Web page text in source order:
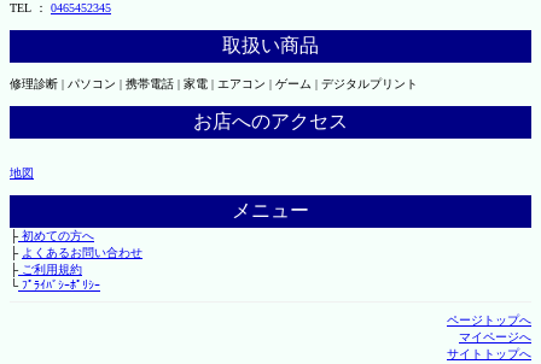
TEL ： 0465452345
取扱い商品
修理診断 | パソコン | 携帯電話 | 家電 | エアコン | ゲーム | デジタルプリント
お店へのアクセス
地図
メニュー
├初めての方へ
├ よくあるお問い合わせ
├ご利用規約
└ﾌﾟﾗｲﾊﾞｼｰﾎﾟﾘｼｰ
ページトップへ
マイページへ
サイトトップへ